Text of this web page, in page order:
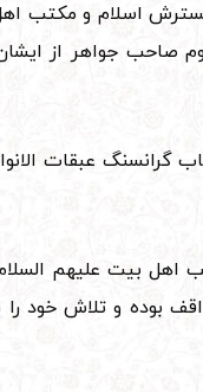
اسلام و مکتب
سید دلدار علی نقوی (۱۲۳۵-۱۱۶۶ ه‍ ق)
عبقات
بیت علیهم
و تلاش خود را